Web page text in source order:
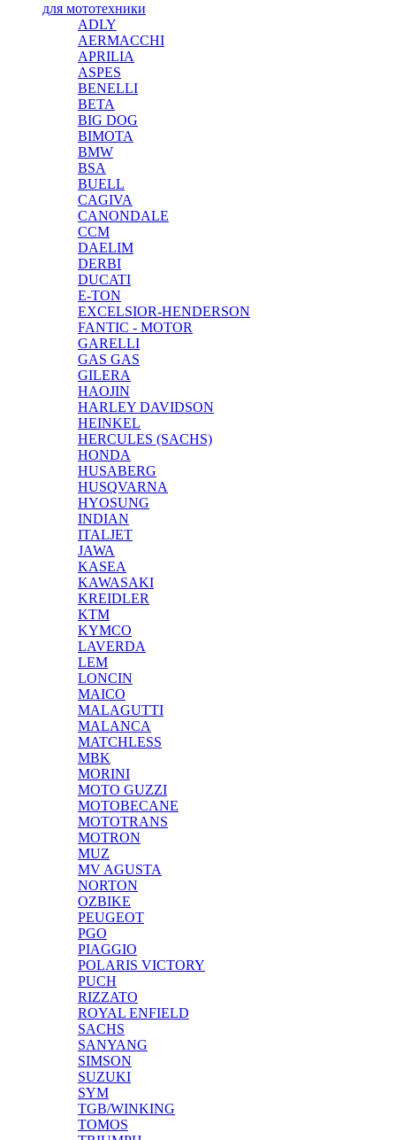
для мототехники
ADLY
AERMACCHI
APRILIA
ASPES
BENELLI
BETA
BIG DOG
BIMOTA
BMW
BSA
BUELL
CAGIVA
CANONDALE
CCM
DAELIM
DERBI
DUCATI
E-TON
EXCELSIOR-HENDERSON
FANTIC - MOTOR
GARELLI
GAS GAS
GILERA
HAOJIN
HARLEY DAVIDSON
HEINKEL
HERCULES (SACHS)
HONDA
HUSABERG
HUSQVARNA
HYOSUNG
INDIAN
ITALJET
JAWA
KASEA
KAWASAKI
KREIDLER
KTM
KYMCO
LAVERDA
LEM
LONCIN
MAICO
MALAGUTTI
MALANCA
MATCHLESS
MBK
MORINI
MOTO GUZZI
MOTOBECANE
MOTOTRANS
MOTRON
MUZ
MV AGUSTA
NORTON
OZBIKE
PEUGEOT
PGO
PIAGGIO
POLARIS VICTORY
PUCH
RIZZATO
ROYAL ENFIELD
SACHS
SANYANG
SIMSON
SUZUKI
SYM
TGB/WINKING
TOMOS